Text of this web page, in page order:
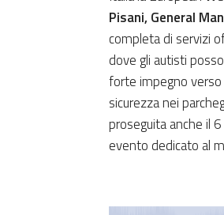
Pisani, General
completa di servizi
dove gli autisti
forte impegno verso
sicurezza nei
proseguita anche il
evento dedicato al